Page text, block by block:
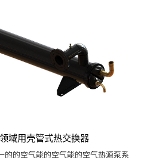
域用壳管式热交换器
的的空气能的空气能的空气热源泵系